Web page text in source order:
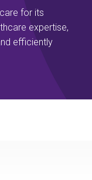
for its
expertise,
efficiently